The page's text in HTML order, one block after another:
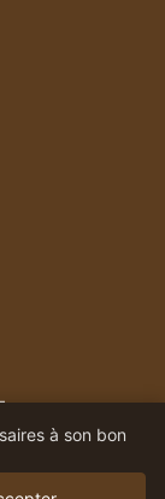
variée et
des enfants.
à son bon